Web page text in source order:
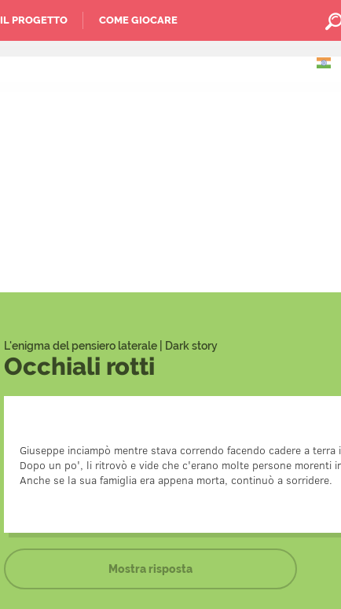
IL PROGETTO COME GIOCARE
L'enigma del pensiero laterale | Dark story
Occhiali rotti
Giuseppe inciampò mentre stava correndo facendo cadere a
Dopo un po', li ritrovò e vide che c'erano molte persone morenti
Anche se la sua famiglia era appena morta, continuò a sorridere.
Inciampò a causa della dimensione delle sue
Quando li ritrovò riuscì a vedere che tantissima gente
furia e del caos generato dalla fuga dell'animale.
famiglia era morta. Tuttavia, a causa del trucco
Mostra risposta